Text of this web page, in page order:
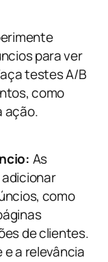
para ver
testes A/B
como
ação.
As
como
de clientes.
e a relevância